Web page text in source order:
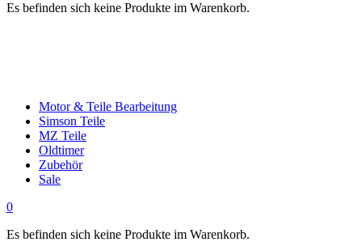
Es befinden sich keine Produkte im Warenkorb.
Motor & Teile Bearbeitung
Simson Teile
MZ Teile
Oldtimer
Zubehör
Sale
0
Es befinden sich keine Produkte im Warenkorb.